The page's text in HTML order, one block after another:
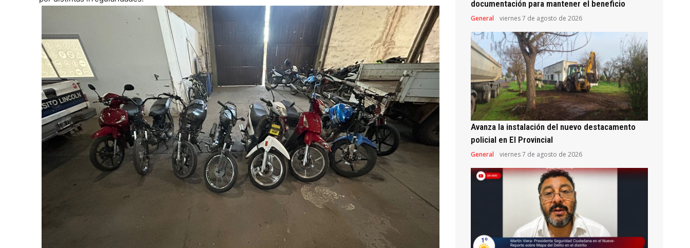
documentación para mantener el beneficio
General viernes 7 de agosto de 2026
Avanza la instalación del nuevo destacamento
policial en El Provincial
General viernes 7 de agosto de 2026